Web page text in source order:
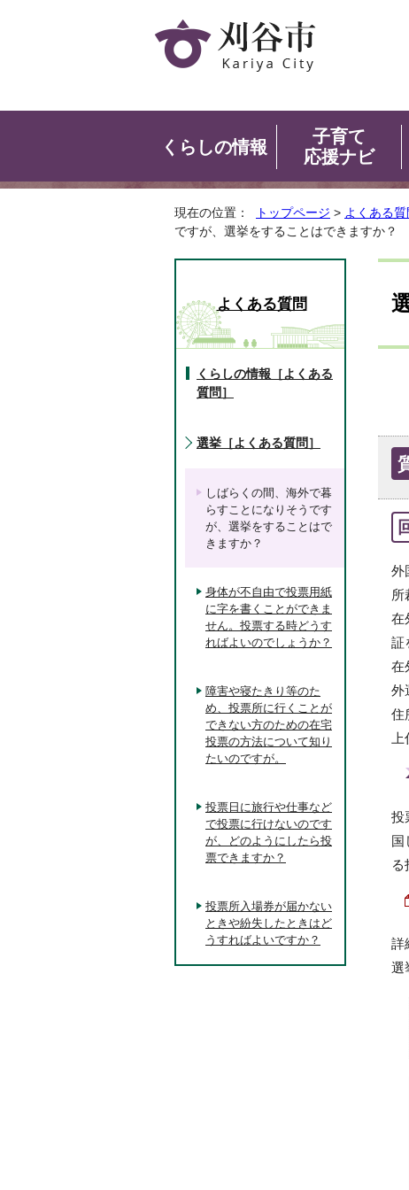
くらしの情報
子育て
応援ナビ
現在の位置： トップページ > よくある質
ですが、選挙をすることはできますか？
外
所
在
証
在
外
住
投
国
る
詳
選
よくある質問
くらしの情報［よくある
質問］
選挙［よくある質問］
しばらくの間、海外で暮
らすことになりそうです
が、選挙をすることはで
きますか？
身体が不自由で投票用紙
に字を書くことができま
せん。投票する時どうす
ればよいのでしょうか？
障害や寝たきり等のた
め、投票所に行くことが
できない方のための在宅
投票の方法について知り
たいのですが。
投票日に旅行や仕事など
で投票に行けないのです
が、どのようにしたら投
票できますか？
投票所入場券が届かない
ときや紛失したときはど
うすればよいですか？